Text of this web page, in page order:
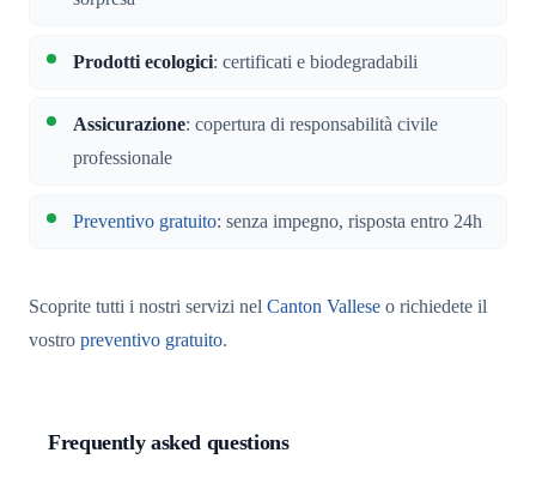
Prodotti ecologici: certificati e biodegradabili
Assicurazione: copertura di responsabilità civile
professionale
Preventivo gratuito: senza impegno, risposta entro 24h
Scoprite tutti i nostri servizi nel Canton Vallese o richiedete il
vostro preventivo gratuito.
Frequently asked questions